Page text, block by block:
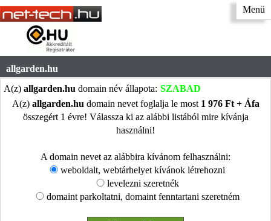
Menü
allgarden.hu
A(z) allgarden.hu domain név állapota: SZABAD
A(z) allgarden.hu domain nevet foglalja le most 1 976 Ft + Áfa
összegért 1 évre! Válassza ki az alábbi listából mire kívánja
használni!
A domain nevet az alábbira kívánom felhasználni:
weboldalt, webtárhelyet kívánok létrehozni
levelezni szeretnék
domaint parkoltatni, domaint fenntartani szeretném